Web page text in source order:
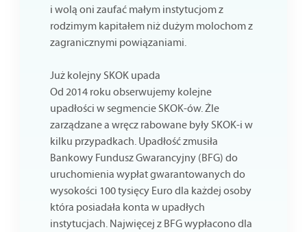
i wolą oni zaufać małym instytucjom z
rodzimym kapitałem niż dużym molochom z
zagranicznymi powiązaniami.
Już kolejny SKOK upada
Od 2014 roku obserwujemy kolejne
upadłości w segmencie SKOK-ów. Źle
zarządzane a wręcz rabowane były SKOK-i w
kilku przypadkach. Upadłość zmusiła
Bankowy Fundusz Gwarancyjny (BFG) do
uruchomienia wypłat gwarantowanych do
wysokości 100 tysięcy Euro dla każdej osoby
która posiadała konta w upadłych
instytucjach. Najwięcej z BFG wypłacono dla